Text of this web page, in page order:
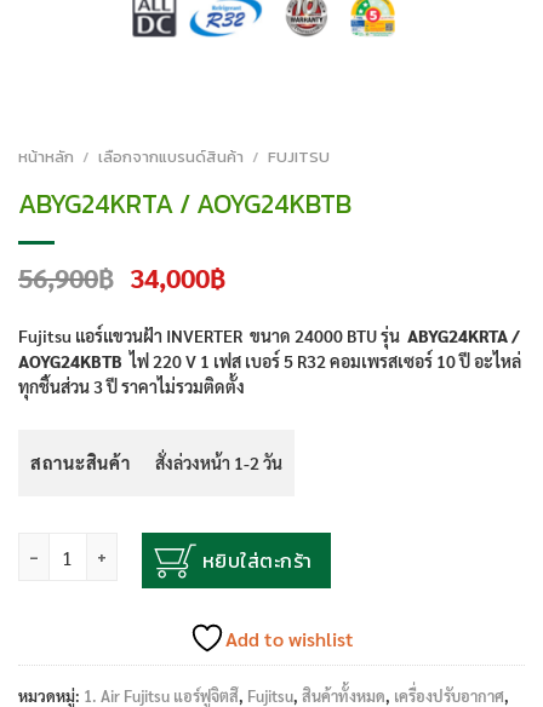
หน้าหลัก / เลือกจากแบรนด์สินค้า / FUJITSU
ABYG24KRTA / AOYG24KBTB
56,900฿ Original
price
was:
56,900฿.
34,000฿Current
is:
34,000฿.
Fujitsu แอร์แขวนฝ้า INVERTER ขนาด 24000 BTU รุ่น ABYG24KRTA /
AOYG24KBTB ไฟ 220 V 1 เฟส เบอร์ 5 R32 คอมเพรสเซอร์ 10 ปี อะไหล่
ทุกชิ้นส่วน 3 ปี ราคาไม่รวมติดตั้ง
สถานะสินค้า สั่งล่วงหน้า 1-2 วัน
หยิบใส่ตะกร้า
Add to wishlist
หมวดหมู่: 1. Air Fujitsu แอร์ฟูจิตสึ, Fujitsu, สินค้าทั้งหมด, เครื่องปรับอากาศ,